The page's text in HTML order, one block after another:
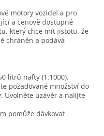
motory vozidel a pro
a cenově dostupné
který chce mít jistotu, že
chráněn a podává
litrů nafty (1:1000).
požadované množství do
Uvolněte uzávěr a nalijte
pomůže dávkovat